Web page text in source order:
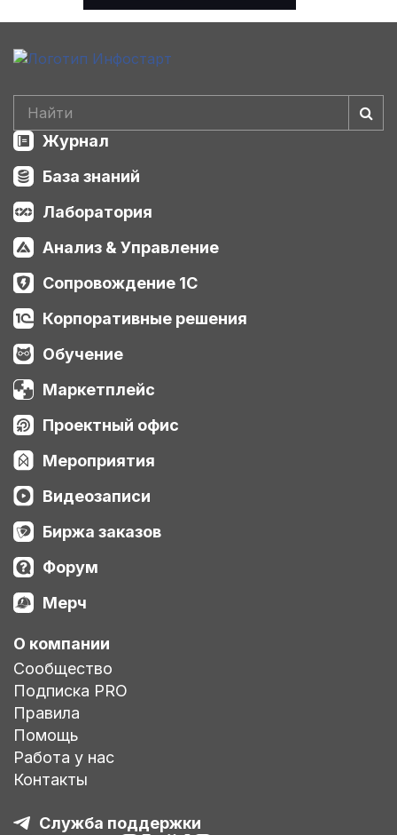
Журнал
База знаний
Лаборатория
Анализ & Управление
Сопровождение 1С
Корпоративные решения
Обучение
Маркетплейс
Проектный офис
Мероприятия
Видеозаписи
Биржа заказов
Форум
Мерч
О компании
Сообщество
Подписка PRO
Правила
Помощь
Работа у нас
Контакты
Служба поддержки